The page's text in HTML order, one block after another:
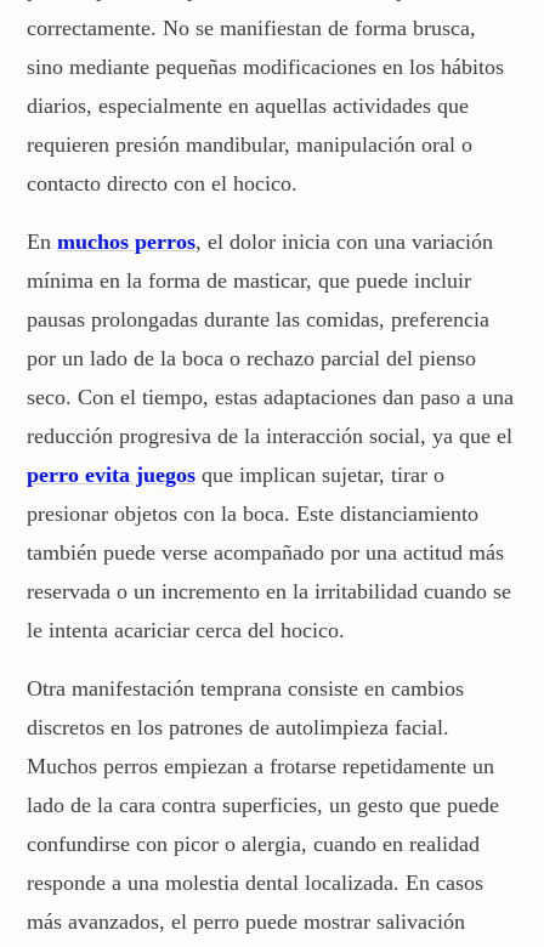
correctamente. No se manifiestan de forma brusca,
sino mediante pequeñas modificaciones en los hábitos
diarios, especialmente en aquellas actividades que
requieren presión mandibular, manipulación oral o
contacto directo con el hocico.
En muchos perros, el dolor inicia con una variación
mínima en la forma de masticar, que puede incluir
pausas prolongadas durante las comidas, preferencia
por un lado de la boca o rechazo parcial del pienso
seco. Con el tiempo, estas adaptaciones dan paso a una
reducción progresiva de la interacción social, ya que el
perro evita juegos que implican sujetar, tirar o
presionar objetos con la boca. Este distanciamiento
también puede verse acompañado por una actitud más
reservada o un incremento en la irritabilidad cuando se
le intenta acariciar cerca del hocico.
Otra manifestación temprana consiste en cambios
discretos en los patrones de autolimpieza facial.
Muchos perros empiezan a frotarse repetidamente un
lado de la cara contra superficies, un gesto que puede
confundirse con picor o alergia, cuando en realidad
responde a una molestia dental localizada. En casos
más avanzados, el perro puede mostrar salivación